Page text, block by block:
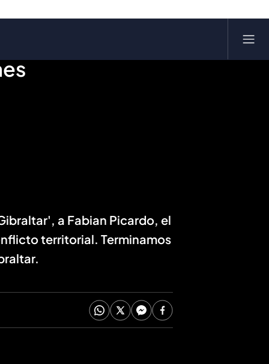
a Fabian Picardo, el
territorial. Terminamos